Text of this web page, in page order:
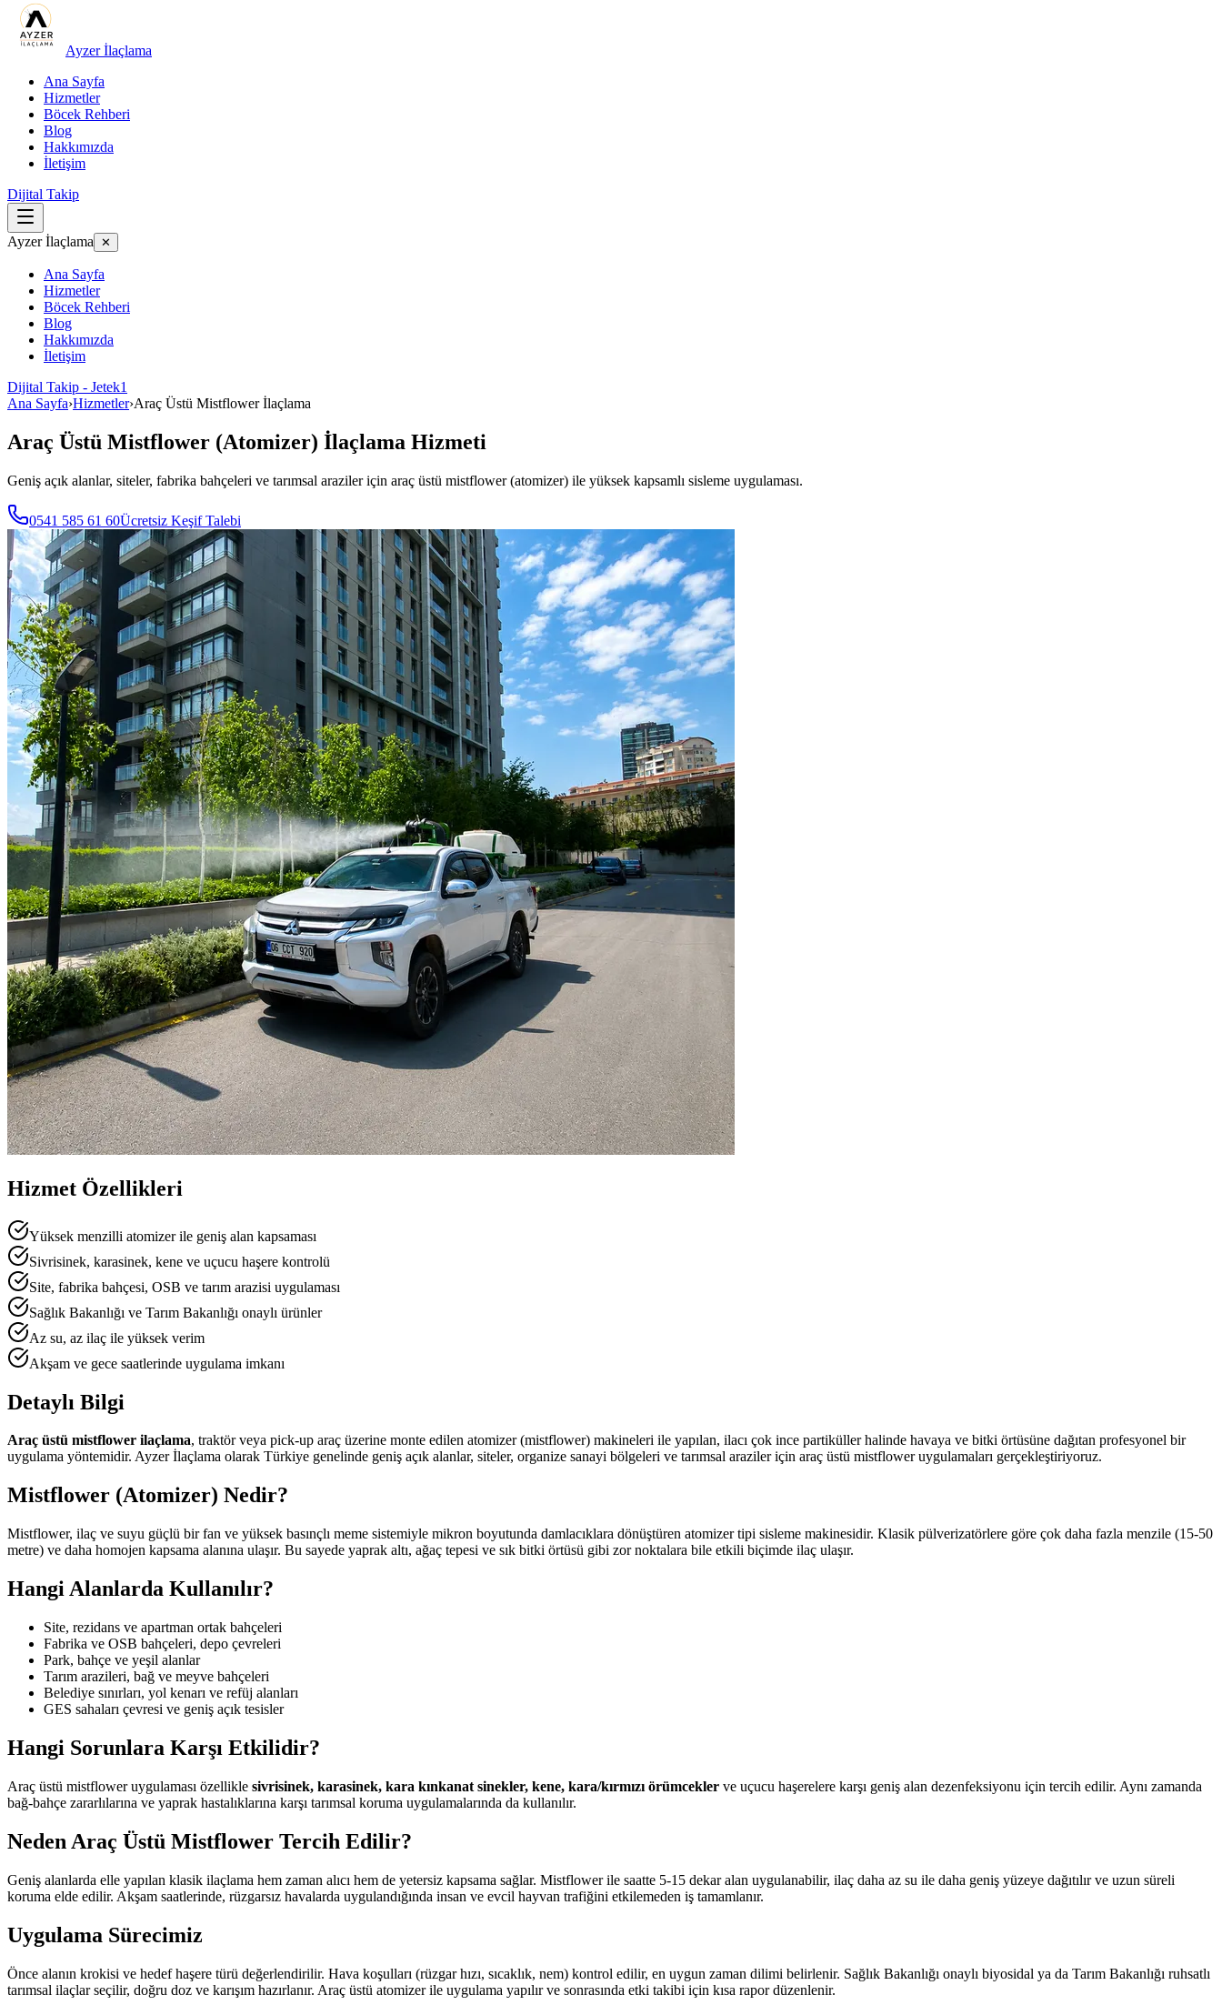
Ayzer İlaçlama
Ana Sayfa
Hizmetler
Böcek Rehberi
Blog
Hakkımızda
İletişim
Dijital Takip
Ayzer İlaçlama ✕
Ana Sayfa
Hizmetler
Böcek Rehberi
Blog
Hakkımızda
İletişim
Dijital Takip - Jetek1
Ana Sayfa›Hizmetler›Araç Üstü Mistflower İlaçlama
Araç Üstü Mistflower (Atomizer) İlaçlama Hizmeti
Geniş açık alanlar, siteler, fabrika bahçeleri ve tarımsal araziler için araç üstü mistflower (atomizer) ile yüksek kapsamlı sisleme uygulaması.
0541 585 61 60Ücretsiz Keşif Talebi
Hizmet Özellikleri
Yüksek menzilli atomizer ile geniş alan kapsaması
Sivrisinek, karasinek, kene ve uçucu haşere kontrolü
Site, fabrika bahçesi, OSB ve tarım arazisi uygulaması
Sağlık Bakanlığı ve Tarım Bakanlığı onaylı ürünler
Az su, az ilaç ile yüksek verim
Akşam ve gece saatlerinde uygulama imkanı
Detaylı Bilgi
Araç üstü mistflower ilaçlama, traktör veya pick-up araç üzerine monte edilen atomizer (mistflower) makineleri ile yapılan, ilacı çok ince partiküller halinde havaya ve bitki örtüsüne dağıtan profesyonel bir
uygulama yöntemidir. Ayzer İlaçlama olarak Türkiye genelinde geniş açık alanlar, siteler, organize sanayi bölgeleri ve tarımsal araziler için araç üstü mistflower uygulamaları gerçekleştiriyoruz.
Mistflower (Atomizer) Nedir?
Mistflower, ilaç ve suyu güçlü bir fan ve yüksek basınçlı meme sistemiyle mikron boyutunda damlacıklara dönüştüren atomizer tipi sisleme makinesidir. Klasik pülverizatörlere göre çok daha fazla menzile (15-50
metre) ve daha homojen kapsama alanına ulaşır. Bu sayede yaprak altı, ağaç tepesi ve sık bitki örtüsü gibi zor noktalara bile etkili biçimde ilaç ulaşır.
Hangi Alanlarda Kullanılır?
Site, rezidans ve apartman ortak bahçeleri
Fabrika ve OSB bahçeleri, depo çevreleri
Park, bahçe ve yeşil alanlar
Tarım arazileri, bağ ve meyve bahçeleri
Belediye sınırları, yol kenarı ve refüj alanları
GES sahaları çevresi ve geniş açık tesisler
Hangi Sorunlara Karşı Etkilidir?
Araç üstü mistflower uygulaması özellikle sivrisinek, karasinek, kara kınkanat sinekler, kene, kara/kırmızı örümcekler ve uçucu haşerelere karşı geniş alan dezenfeksiyonu için tercih edilir. Aynı zamanda
bağ-bahçe zararlılarına ve yaprak hastalıklarına karşı tarımsal koruma uygulamalarında da kullanılır.
Neden Araç Üstü Mistflower Tercih Edilir?
Geniş alanlarda elle yapılan klasik ilaçlama hem zaman alıcı hem de yetersiz kapsama sağlar. Mistflower ile saatte 5-15 dekar alan uygulanabilir, ilaç daha az su ile daha geniş yüzeye dağıtılır ve uzun süreli
koruma elde edilir. Akşam saatlerinde, rüzgarsız havalarda uygulandığında insan ve evcil hayvan trafiğini etkilemeden iş tamamlanır.
Uygulama Sürecimiz
Önce alanın krokisi ve hedef haşere türü değerlendirilir. Hava koşulları (rüzgar hızı, sıcaklık, nem) kontrol edilir, en uygun zaman dilimi belirlenir. Sağlık Bakanlığı onaylı biyosidal ya da Tarım Bakanlığı ruhsatlı
tarımsal ilaçlar seçilir, doğru doz ve karışım hazırlanır. Araç üstü atomizer ile uygulama yapılır ve sonrasında etki takibi için kısa rapor düzenlenir.